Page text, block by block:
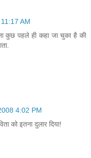
AM
कुछ पहले ही कहा जा चुका है की
4:02 PM
को इतना दुलार दिया!